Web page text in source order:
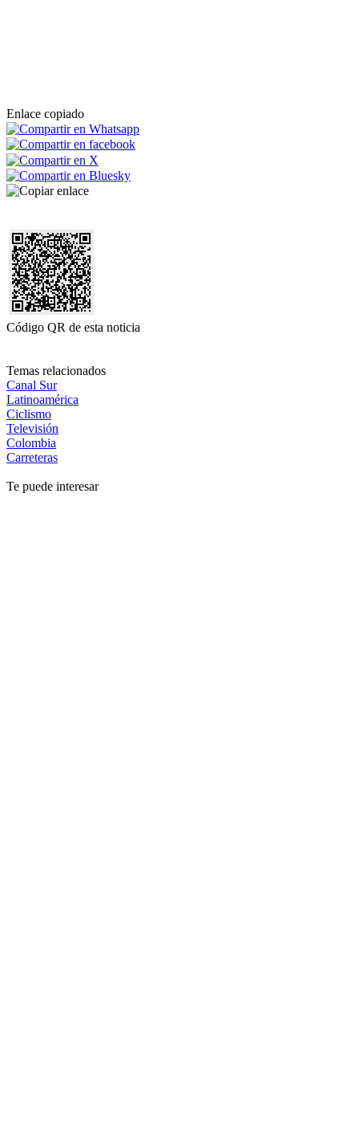
Enlace copiado
Código QR de esta noticia
Temas relacionados
Canal Sur
Latinoamérica
Ciclismo
Televisión
Colombia
Carreteras
Te puede interesar